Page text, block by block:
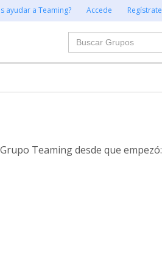
ayudar a Teaming? Accede Regístrate
Buscar
Teaming desde que